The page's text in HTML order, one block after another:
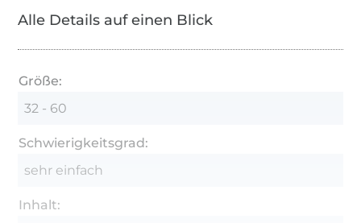
Alle Details auf einen Blick
Größe:
32 - 60
Schwierigkeitsgrad:
sehr einfach
Inhalt: